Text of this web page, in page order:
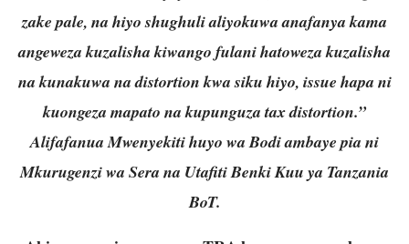
zake pale, na hiyo shughuli aliyokuwa anafanya kama
angeweza kuzalisha kiwango fulani hatoweza kuzalisha
na kunakuwa na distortion kwa siku hiyo, issue hapa ni
kuongeza mapato na kupunguza tax distortion.”
Alifafanua Mwenyekiti huyo wa Bodi ambaye pia ni
Mkurugenzi wa Sera na Utafiti Benki Kuu ya Tanzania
BoT.